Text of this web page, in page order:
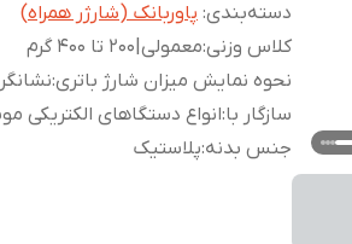
دسته‌بندی: پاوربانک (شارژر همراه)
کلاس وزنی:معمولی|200 تا 400 گرم
نحوه نمایش میزان شارژ باتری:نشانگر LED
سازگار با:انواع دستگاهای الکتریکی
جنس بدنه:پلاستیک